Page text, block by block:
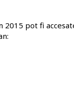
2015 pot fi